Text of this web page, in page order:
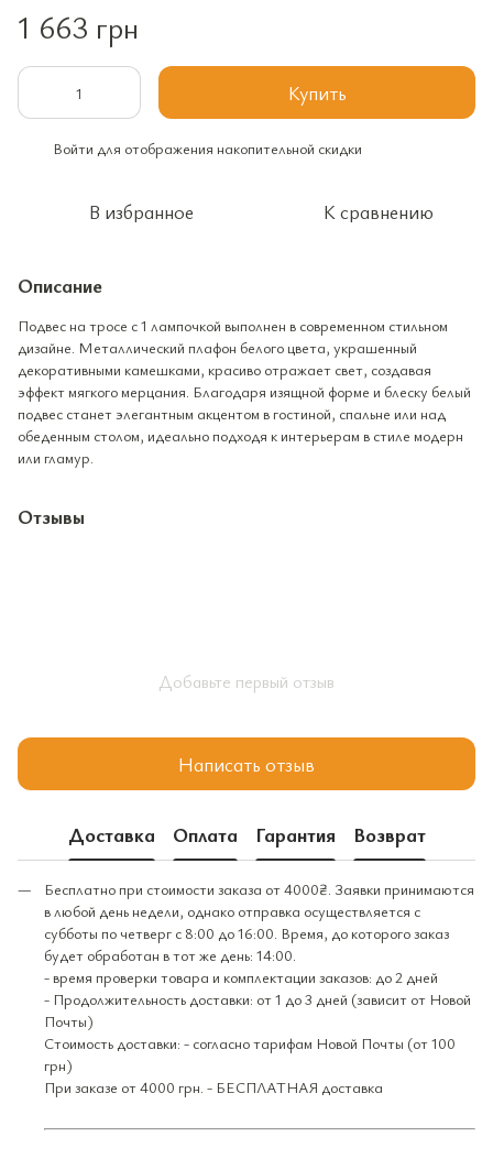
1 663 грн
Купить
Войти для отображения накопительной скидки
В избранное К сравнению
Описание
Подвес на тросе с 1 лампочкой выполнен в современном стильном
дизайне. Металлический плафон белого цвета, украшенный
декоративными камешками, красиво отражает свет, создавая
эффект мягкого мерцания. Благодаря изящной форме и блеску белый
подвес станет элегантным акцентом в гостиной, спальне или над
обеденным столом, идеально подходя к интерьерам в стиле модерн
или гламур.
Отзывы
Добавьте первый отзыв
Написать отзыв
Доставка Оплата Гарантия Возврат
Бесплатно при стоимости заказа от 4000₴. Заявки принимаются
в любой день недели, однако отправка осуществляется с
субботы по четверг с 8:00 до 16:00. Время, до которого заказ
будет обработан в тот же день: 14:00.
- время проверки товара и комплектации заказов: до 2 дней
- Продолжительность доставки: от 1 до 3 дней (зависит от Новой
Почты)
Стоимость доставки: - согласно тарифам Новой Почты (от 100
грн)
При заказе от 4000 грн. - БЕСПЛАТНАЯ доставка